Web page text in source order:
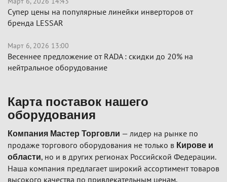
Супер цены на популярные линейки инверторов от
бренда LESSAR
Март 6, 2026 13:00
Весеннее предложение от RADA : скидки до 20% на
нейтральное оборудование
Карта поставок нашего
оборудования
Компания Мастер Торговли — лидер на рынке по
продаже торгового оборудования не только в Кирове и
области, но и в других регионах Российской Федерации.
Наша компания предлагает широкий ассортимент товаров
высокого качества по привлекательным ценам.